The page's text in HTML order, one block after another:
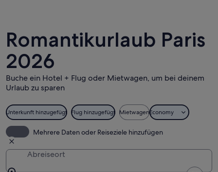
Romantikurlaub Paris
2026
Buche ein Hotel + Flug oder Mietwagen, um bei deinem
Urlaub zu sparen
Unterkunft hinzugefügt Flug hinzugefügt MietwagenEconomy
Mehrere Daten oder Reiseziele hinzufügen
Abreiseort